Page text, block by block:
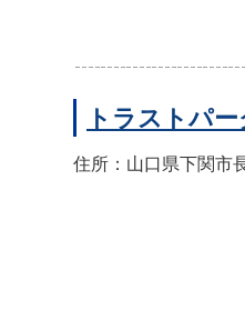
トラストパ
住所：山口県下関市